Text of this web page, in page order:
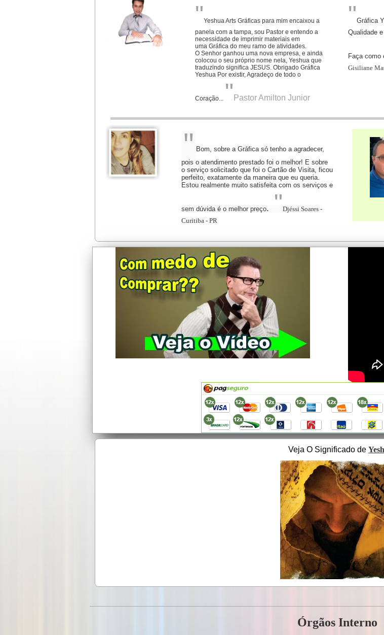
"Yeshua Arts Gráficas para mim encaixou a
panela com a tampa, sou Pastor e entendo a
necessidade de imprimir materiais em
uma Gráfica do meu ramo de atividades.
OSenhor ganhou uma nova empresa, e ainda
colocou o seu próprio nome nela, Yeshua que
traduzindo significa JESUS. Obrigado Gráfica
Yeshua Por existir, Agradeço de todo o
Coração... " Pastor Amilton Junior
"Gráfica
Qualidade
Faça como
Gisiliane
" Bom, sobre a Gráfica só tenho a agradecer,
pois o atendimento prestado foi o melhor! E sobre
o serviço solicitado que foi o Cartão de Visita, ficou
perfeito, exatamente da maneira que eu queria.
Estou realmente muito satisfeita com os serviços e
sem dúvida é o melhor preço. "Djéssi Soares -
Curitiba - PR
Veja O Significado de
Órgãos Interno